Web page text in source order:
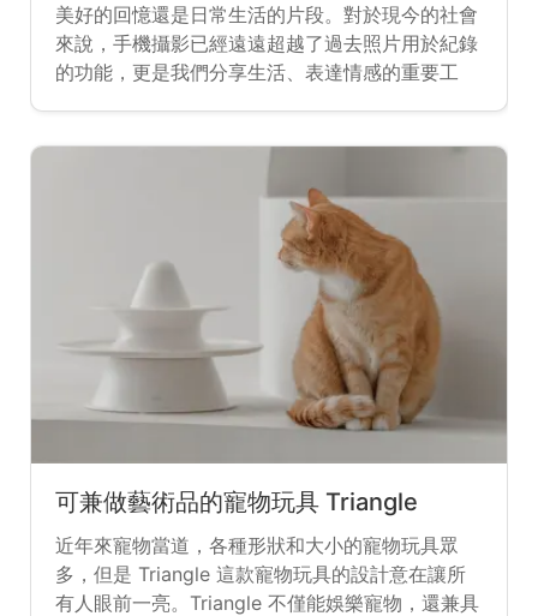
美好的回憶還是日常生活的片段。對於現今的社會
來說，手機攝影已經遠遠超越了過去照片用於紀錄
的功能，更是我們分享生活、表達情感的重要工
可兼做藝術品的寵物玩具 Triangle
近年來寵物當道，各種形狀和大小的寵物玩具眾
多，但是 Triangle 這款寵物玩具的設計意在讓所
有人眼前一亮。Triangle 不僅能娛樂寵物，還兼具